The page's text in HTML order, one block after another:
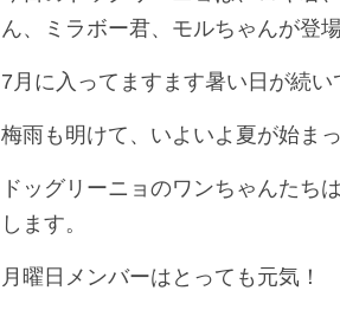
ん、ミラボー君、モルちゃんが登場
7月に入ってますます暑い日が続い
梅雨も明けて、いよいよ夏が始ま
ドッグリーニョのワンちゃんたち
します。
月曜日メンバーはとっても元気！